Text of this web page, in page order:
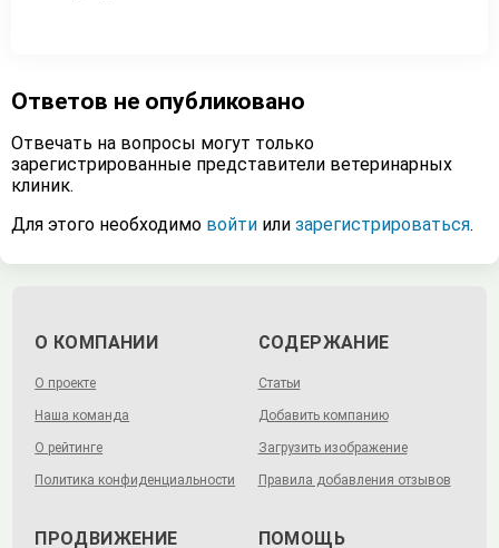
Ответов не опубликовано
Отвечать на вопросы могут только
зарегистрированные представители ветеринарных
клиник.
Для этого необходимо войти или зарегистрироваться.
О КОМПАНИИ
О проекте
Наша команда
О рейтинге
Политика конфиденциальности
СОДЕРЖАНИЕ
Статьи
Добавить компанию
Загрузить изображение
Правила добавления отзывов
ПРОДВИЖЕНИЕ ПОМОЩЬ